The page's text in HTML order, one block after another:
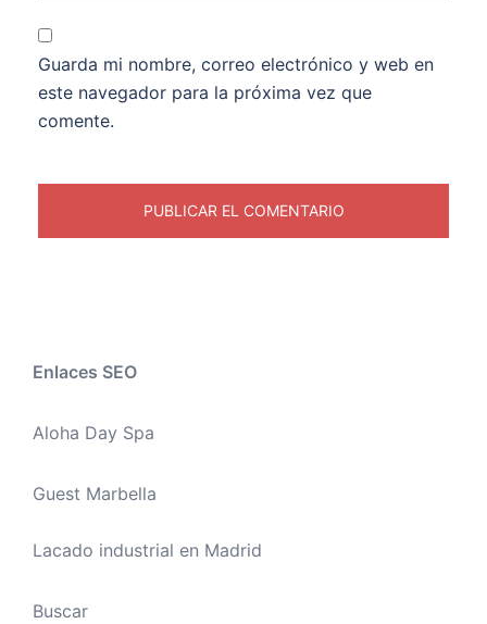
Guarda mi nombre, correo electrónico y web en
este navegador para la próxima vez que
comente.
Enlaces SEO
Aloha Day Spa
Guest Marbella
Lacado industrial en Madrid
Buscar